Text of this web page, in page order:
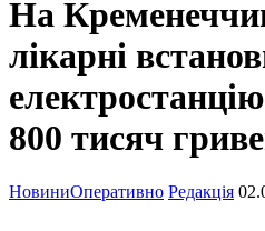
На
лікарні
800 тисяч
НовиниОперативно Редакція